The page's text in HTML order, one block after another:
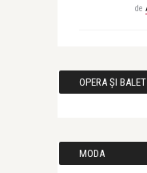
de
OPERA ȘI BALET
MODA